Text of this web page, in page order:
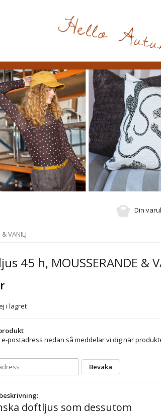
Din
VANILJ
45 h, MOUSSERANDE &
i lagret
e-postadress nedan så meddelar vi dig när
Bevaka
doftljus som dessutom